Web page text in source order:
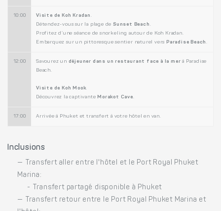
10:00 Visite de Koh Kradan .
Détendez-vous sur la plage de Sunset Beach .
Profitez d’une séance de snorkeling autour de Koh Kradan.
Embarquez sur un pittoresque sentier naturel vers Paradise Beach.
12:00 Savourez un déjeuner dans un restaurant face à la mer à Paradise
Beach.
Visite de Koh Mook.
Découvrez la captivante Morakot Cave.
17:00 Arrivée à Phuket et transfert à votre hôtel en van.
Inclusions
— Transfert aller entre l'hôtel et le Port Royal Phuket
Marina:
- Transfert partagé disponible à Phuket
— Transfert retour entre le Port Royal Phuket Marina et